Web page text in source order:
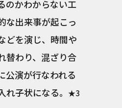
のかわからない工
な出来事が起こっ
どを演じ、時間や
替わり、混ざり合
公演が行なわれる
れ子状になる。
★3